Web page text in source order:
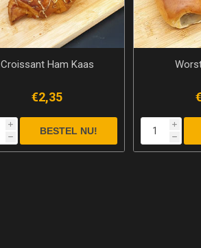
Croissant Ham Kaas
€2,35
i
h
i
h